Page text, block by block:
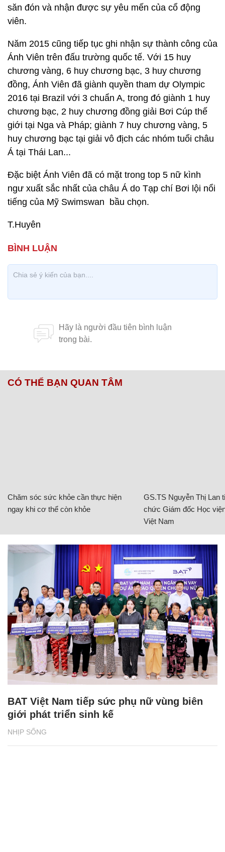
săn đón và nhận được sự yêu mến của cổ động
viên.
Năm 2015 cũng tiếp tục ghi nhận sự thành công của
Ánh Viên trên đấu trường quốc tế. Với 15 huy
chương vàng, 6 huy chương bạc, 3 huy chương
đồng, Ánh Viên đã giành quyền tham dự Olympic
2016 tại Brazil với 3 chuẩn A, trong đó giành 1 huy
chương bạc, 2 huy chương đồng giải Bơi Cúp thế
giới tại Nga và Pháp; giành 7 huy chương vàng, 5
huy chương bạc tại giải vô địch các nhóm tuổi châu
Á tại Thái Lan...
Đặc biệt Ánh Viên đã có mặt trong top 5 nữ kình
ngư xuất sắc nhất của châu Á do Tạp chí Bơi lội nổi
tiếng của Mỹ Swimswan bầu chọn.
T.Huyên
CÓ THỂ BẠN QUAN TÂM
Chăm sóc sức khỏe cần thực hiện
ngay khi cơ thể còn khỏe
GS.TS Nguyễn Thị Lan
chức Giám đốc Học
Việt Nam
NHỊP SỐNG
BAT Việt Nam tiếp sức phụ nữ vùng biên
giới phát triển sinh kế